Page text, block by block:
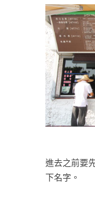
進去之前要
下名字。